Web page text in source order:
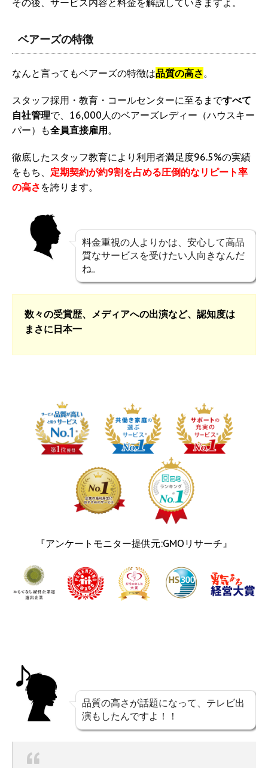
その後、サービス内容と料金を解説していきますよ。
ベアーズの特徴
なんと言ってもベアーズの特徴は品質の高さ。
スタッフ採用・教育・コールセンターに至るまですべて
自社管理で、16,000人のベアーズレディー（ハウスキー
パー）も全員直接雇用 。
徹底したスタッフ教育により利用者満足度96.5%の実績
をもち、 定期契約が約9割を占める圧倒的なリピート率
の高さ を誇ります。
料金重視の人よりかは、安心して高品
質なサービスを受けたい人向きなんだ
ね。
数々の受賞歴、メディアへの出演など、認知度は
まさに日本一
『アンケートモニター提供元:GMOリサーチ』
品質の高さが話題になって、テレビ出
演もしたんですよ！！